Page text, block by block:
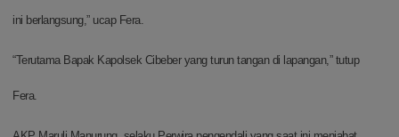
ini berlangsung,” ucap Fera.
“Terutama Bapak Kapolsek Cibeber yang turun tangan di lapangan,” tutup
Fera.